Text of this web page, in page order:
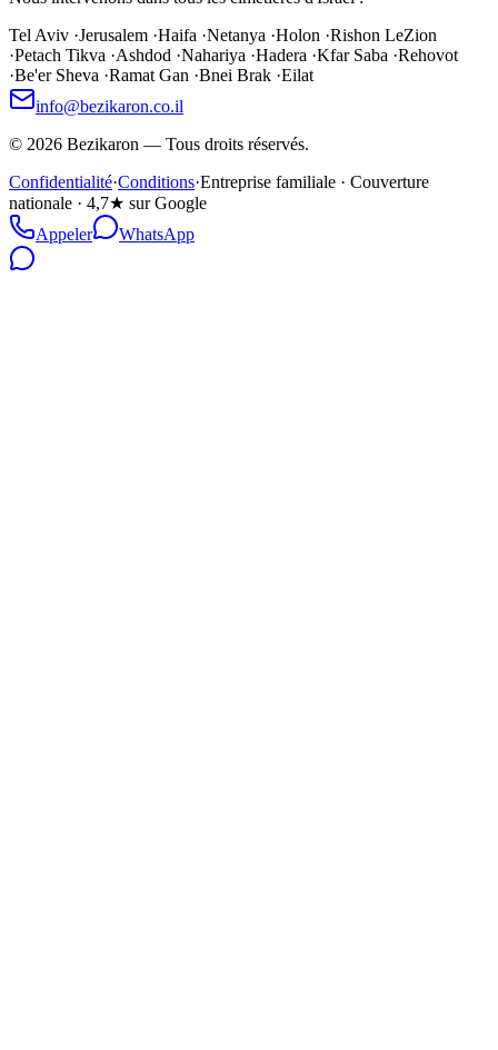
Tel Aviv ·Jerusalem ·Haifa ·Netanya ·Holon ·Rishon LeZion
·Petach Tikva ·Ashdod ·Nahariya ·Hadera ·Kfar Saba ·Rehovot
·Be'er Sheva ·Ramat Gan ·Bnei Brak ·Eilat
info@bezikaron.co.il
© 2026 Bezikaron — Tous droits réservés.
Confidentialité·Conditions·Entreprise familiale · Couverture
nationale · 4,7★ sur Google
Appeler
WhatsApp